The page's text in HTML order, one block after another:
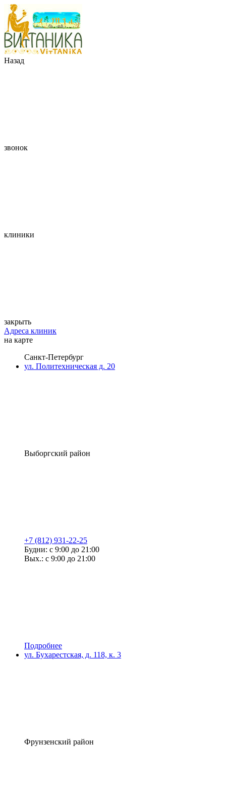
Назад
звонок
клиники
закрыть
Адреса клиник
на карте
Санкт-Петербург
ул. Политехническая д. 20
Выборгский район
+7 (812) 931-22-25
Будни: с 9:00 до 21:00
Вых.: с 9:00 до 21:00
Подробнее
ул. Бухарестская, д. 118, к. 3
Фрунзенский район